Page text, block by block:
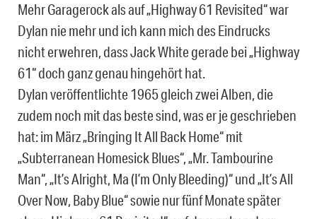
Mehr Garagerock als auf „Highway 61 Revisited“ war
Dylan nie mehr und ich kann mich des Eindrucks
nicht erwehren, dass Jack White gerade bei „Highway
61“ doch ganz genau hingehört hat.
Dylan veröffentlichte 1965 gleich zwei Alben, die
zudem noch mit das beste sind, was er je geschrieben
hat: im März „Bringing It All Back Home“ mit
„Subterranean Homesick Blues“, „Mr. Tambourine
Man“, „It’s Alright, Ma (I’m Only Bleeding)“ und „It’s All
Over Now, Baby Blue“ sowie nur fünf Monate später